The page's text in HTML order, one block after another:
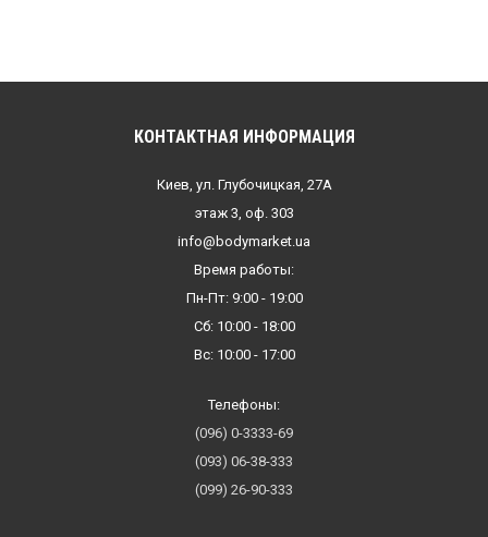
КОНТАКТНАЯ ИНФОРМАЦИЯ
Киев, ул. Глубочицкая, 27А
этаж 3, оф. 303
info@bodymarket.ua
Время работы:
Пн-Пт: 9:00 - 19:00
Сб: 10:00 - 18:00
Вс: 10:00 - 17:00
Телефоны:
(096) 0-3333-69
(093) 06-38-333
(099) 26-90-333